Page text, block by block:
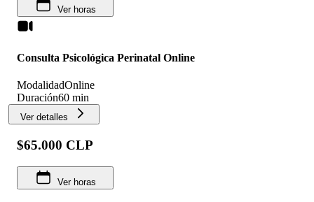
Ver horas
Consulta Psicológica Perinatal Online
ModalidadOnline
Duración60 min
Ver detalles
$65.000 CLP
Ver horas